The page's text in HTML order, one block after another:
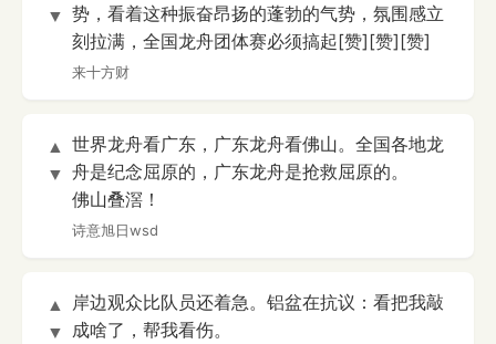
▼ 势，看着这种振奋昂扬的蓬勃的气势，氛围感立
刻拉满，全国龙舟团体赛必须搞起[赞][赞][赞]
来十方财
▲
▼
世界龙舟看广东，广东龙舟看佛山。全国各地龙
舟是纪念屈原的，广东龙舟是抢救屈原的。
佛山叠滘！
诗意旭日wsd
▲
▼
岸边观众比队员还着急。铝盆在抗议：看把我敲
成啥了，帮我看伤。